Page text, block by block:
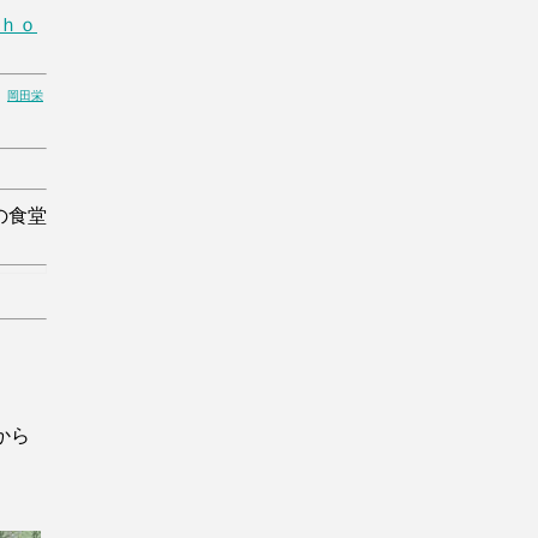
ｈｏ
岡田栄
堂
ら